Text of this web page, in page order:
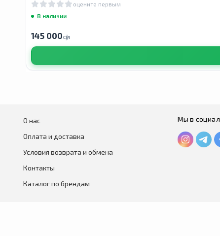
оцените первым
В наличии
145 000сӯм
О нас
Оплата и доставка
Условия возврата и обмена
Контакты
Каталог по брендам
Мы в